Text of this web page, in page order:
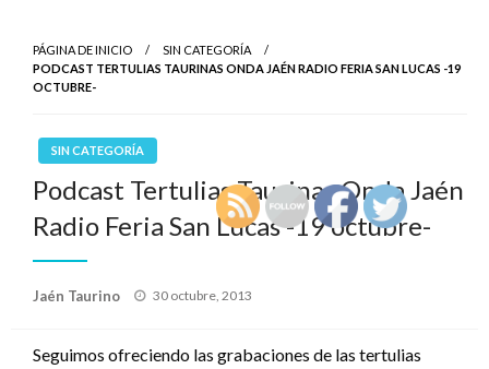
PÁGINA DE INICIO
SIN CATEGORÍA
PODCAST TERTULIAS TAURINAS ONDA JAÉN RADIO FERIA SAN LUCAS -19
OCTUBRE-
SIN CATEGORÍA
Podcast Tertulias Taurinas Onda Jaén
Radio Feria San Lucas -19 octubre-
Jaén Taurino
Publicado
30 octubre, 2013
Seguimos ofreciendo las grabaciones de las tertulias